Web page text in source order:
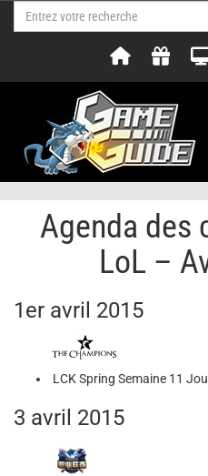
Agenda des
LoL –
1er avril 2015
LCK Spring Semaine 11
3 avril 2015